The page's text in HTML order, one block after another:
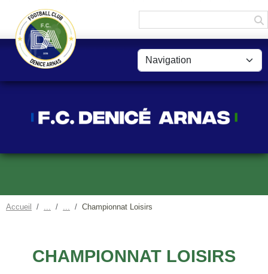
Accueil Championnat Loisirs
CHAMPIONNAT LOISIRS
Panneau de gestion des cookies